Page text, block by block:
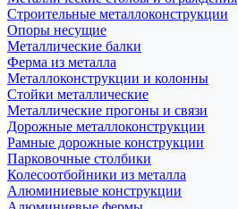
Строительные металлоконструкции
Опоры несущие
Металлические балки
Ферма из металла
Металлоконструкции и колонны
Стойки металлические
Металлические прогоны и связи
Дорожные металлоконструкции
Рамные дорожные конструкции
Парковочные столбики
Колесоотбойники из металла
Алюминиевые конструкции